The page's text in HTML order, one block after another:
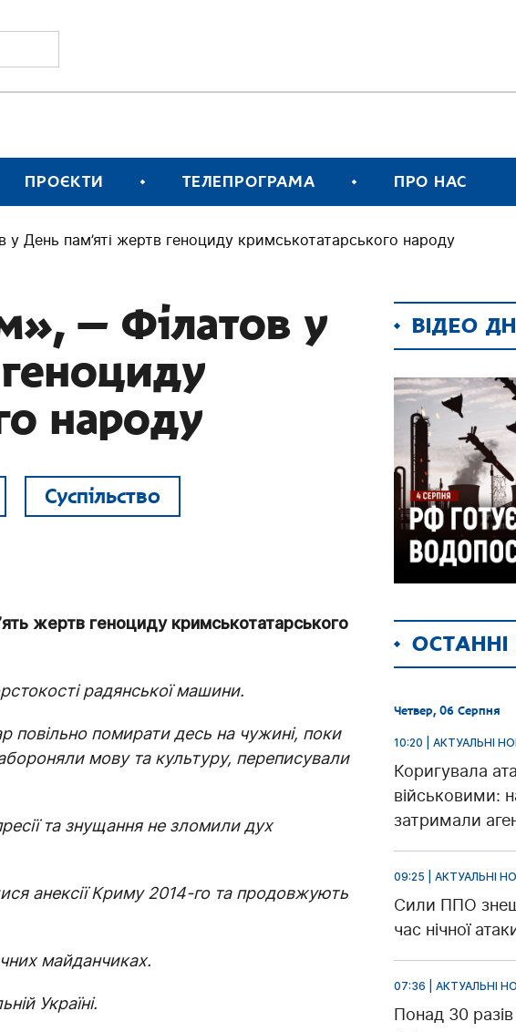
ПРОЄКТИ ТЕЛЕПРОГРАМА ПРО НАС
День пам’яті жертв геноциду кримськотатарського народу
— Філатов у
народу
Суспільство
жертв геноциду кримськотатарського
радянської машини.
повільно помирати десь на чужині, поки
мову та культуру, переписували
та знущання не зломили дух
анексії Криму 2014-го та продовжують
майданчиках.
Україні.
ВІДЕО
Четвер, 06 Серпня
10:20 | АКТУАЛЬНІ
Коригувала
військовими:
затримали
09:25 | АКТУАЛЬНІ
Сили ППО
час нічної
07:36 | АКТУАЛЬНІ
Понад 30